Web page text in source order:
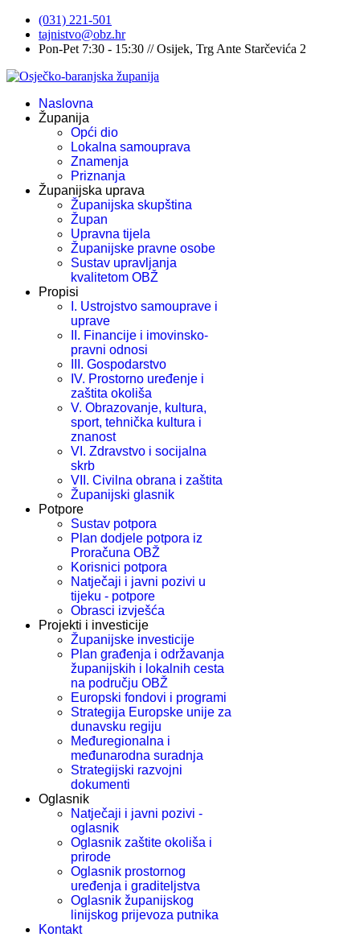
(031) 221-501
tajnistvo@obz.hr
Pon-Pet 7:30 - 15:30 // Osijek, Trg Ante Starčevića 2
Naslovna
Županija
Opći dio
Lokalna samouprava
Znamenja
Priznanja
Županijska uprava
Županijska skupština
Župan
Upravna tijela
Županijske pravne osobe
Sustav upravljanja
kvalitetom OBŽ
Propisi
I. Ustrojstvo samouprave i
uprave
II. Financije i imovinsko-
pravni odnosi
III. Gospodarstvo
IV. Prostorno uređenje i
zaštita okoliša
V. Obrazovanje, kultura,
sport, tehnička kultura i
znanost
VI. Zdravstvo i socijalna
skrb
VII. Civilna obrana i zaštita
Županijski glasnik
Potpore
Sustav potpora
Plan dodjele potpora iz
Proračuna OBŽ
Korisnici potpora
Natječaji i javni pozivi u
tijeku - potpore
Obrasci izvješća
Projekti i investicije
Županijske investicije
Plan građenja i održavanja
županijskih i lokalnih cesta
na području OBŽ
Europski fondovi i programi
Strategija Europske unije za
dunavsku regiju
Međuregionalna i
međunarodna suradnja
Strategijski razvojni
dokumenti
Oglasnik
Natječaji i javni pozivi -
oglasnik
Oglasnik zaštite okoliša i
prirode
Oglasnik prostornog
uređenja i graditeljstva
Oglasnik županijskog
linijskog prijevoza putnika
Kontakt